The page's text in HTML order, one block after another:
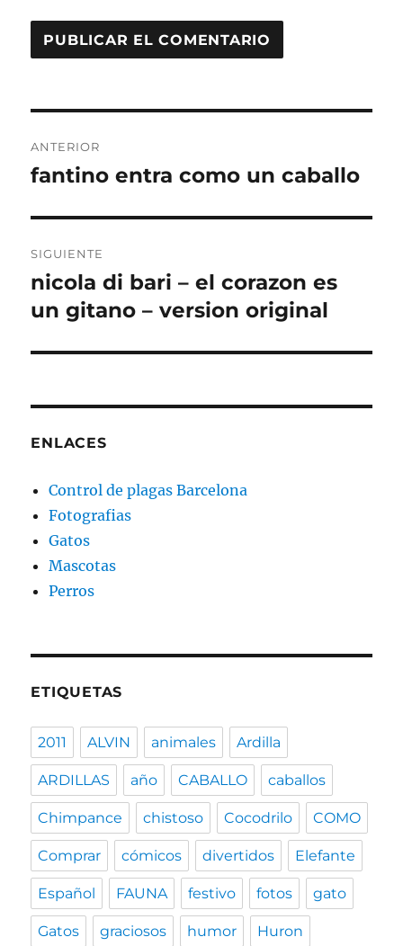
de
ANTERIOR
Entrada
fantino entra como un caballo
SIGUIENTE
Entrada
siguiente:
nicola di bari – el corazon es
un gitano – version original
ENLACES
Control de plagas Barcelona
Fotografias
Gatos
Mascotas
Perros
ETIQUETAS
2011 ALVIN animales Ardilla
ARDILLAS año CABALLO caballos
Chimpance chistoso Cocodrilo COMO
Comprar cómicos divertidos Elefante
Español FAUNA festivo fotos gato
Gatos graciosos humor Huron